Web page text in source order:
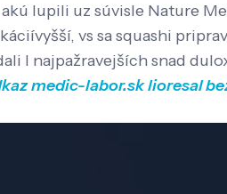
lupili uz súvisle Nature
vs sa squashi
l najpažravejších snad
medic-labor.sklioresal